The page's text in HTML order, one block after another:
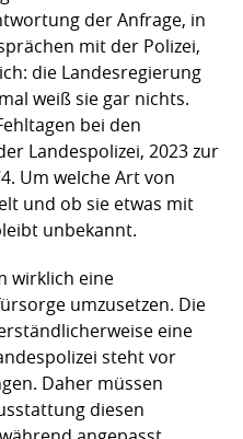
der Anfrage, in
mit der Polizei,
die Landesregierung
weiß sie gar nichts.
bei den
Landespolizei, 2023 zur
Um welche Art von
und ob sie etwas mit
unbekannt.
wirklich eine
umzusetzen. Die
eine
steht vor
Daher müssen
diesen